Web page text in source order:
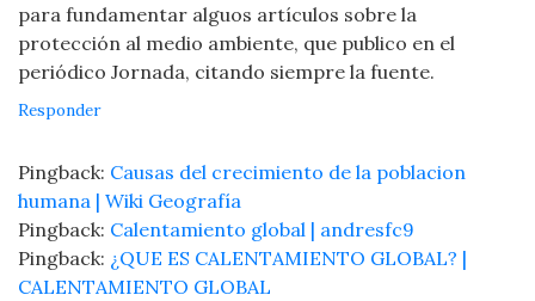
para fundamentar alguos artículos sobre la
protección al medio ambiente, que publico en el
periódico Jornada, citando siempre la fuente.
Responder
Pingback: Causas del crecimiento de la poblacion
humana | Wiki Geografía
Pingback: Calentamiento global | andresfc9
Pingback: ¿QUE ES CALENTAMIENTO GLOBAL? |
CALENTAMIENTO GLOBAL